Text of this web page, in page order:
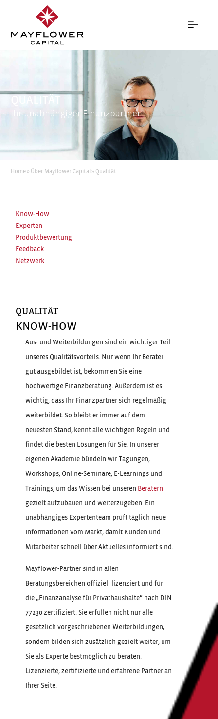
QUALITÄT
Ihr unabhängiger Finanzpartner
Home » Über Mayflower Capital » Qualität
Know-How
Experten
Produktbewertung
Feedback
Netzwerk
QUALITÄT
KNOW-HOW
Aus- und Weiterbildungen sind ein wichtiger Teil
unseres Qualitätsvorteils. Nur wenn Ihr Berater
gut ausgebildet ist, bekommen Sie eine
hochwertige Finanzberatung. Außerdem ist es
wichtig, dass Ihr Finanzpartner sich regelmäßig
weiterbildet. So bleibt er immer auf dem
neuesten Stand, kennt alle wichtigen Regeln und
findet die besten Lösungen für Sie. In unserer
eigenen Akademie bündeln wir Tagungen,
Workshops, Online-Seminare, E-Learnings und
Trainings, um das Wissen bei unseren Beratern
gezielt aufzubauen und weiterzugeben. Ein
unabhängiges Expertenteam prüft täglich neue
Informationen vom Markt, damit Kunden und
Mitarbeiter schnell über Aktuelles informiert sind.
Mayflower-Partner sind in allen
Beratungsbereichen offiziell lizenziert und für
die „Finanzanalyse für Privathaushalte“ nach DIN
77230 zertifiziert. Sie erfüllen nicht nur alle
gesetzlich vorgeschriebenen Weiterbildungen,
sondern bilden sich zusätzlich gezielt weiter, um
Sie als Experte bestmöglich zu beraten.
Lizenzierte, zertifizierte und erfahrene Partner an
Ihrer Seite.